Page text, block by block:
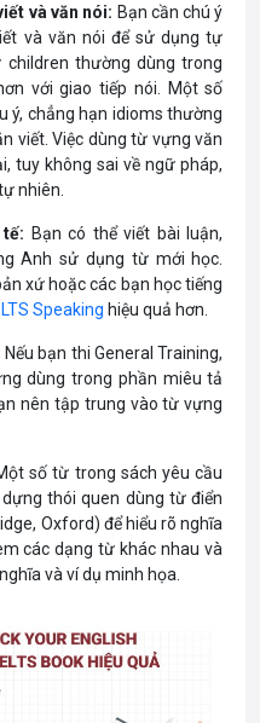
và văn nói: Bạn cần chú ý
và văn nói để sử dụng tự
thường dùng trong
với giao tiếp nói. Một số
ý, chẳng hạn idioms thường
viết. Việc dùng từ vựng văn
tuy không sai về ngữ pháp,
nhiên.
Bạn có thể viết bài luận,
Anh sử dụng từ mới học.
xứ hoặc các bạn học tiếng
Speaking hiệu quả hơn.
Nếu bạn thi General Training,
dùng trong phần miêu tả
nên tập trung vào từ vựng
số từ trong sách yêu cầu
thói quen dùng từ điển
Oxford) để hiểu rõ nghĩa
các dạng từ khác nhau và
và ví dụ minh họa.